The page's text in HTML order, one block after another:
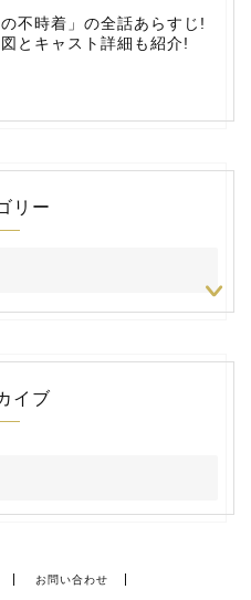
の不時着」の全話あらすじ!
とキャスト詳細も紹介!
リー
イブ
お問い合わせ